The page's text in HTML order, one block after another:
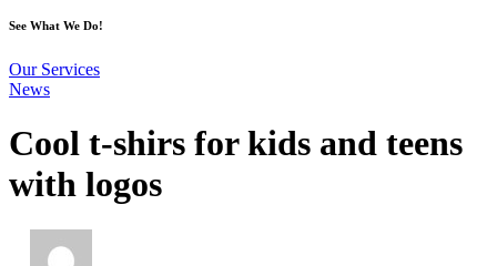
See What We Do!
Our Services
News
Cool t-shirs for kids and teens
with logos